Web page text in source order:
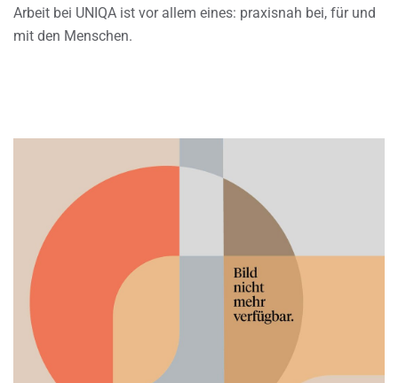
Arbeit bei UNIQA ist vor allem eines: praxisnah bei, für und
mit den Menschen.